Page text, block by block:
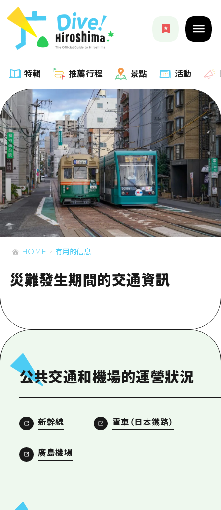
特輯 推薦行程 景點 活動
特輯
列表
推薦
藝術
活動·廟會
美食·酒水
騎自行車
購物
運動
歷史·文化
治癒
推薦行程
列表
Dive! Hiroshima 官方向導
廣島隨意旅行
廣島市內
安芸
美北
半天
景點
列表
廣島市內
安芸
答對了
美北
東山口
島根
活動
即時訊息
有用的信息
列表
行李寄存及運送服務
廣島好客通行證
廣島免費 Wi-Fi
志願者指南
HOME
HOME 有用的信息
災難發生期間的交通資訊
公共交通和機場的運營狀況
新幹線 電車（日本鐵路）
廣島機場